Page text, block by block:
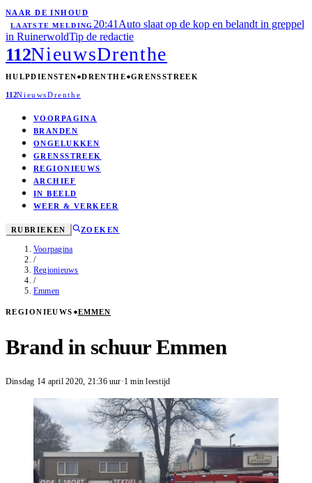
NAAR DE INHOUD
LAATSTE MELDING 20:41 Auto slaat op de kop en belandt in greppel
in RuinerwoldTip de redactie
112NieuwsDrenthe
HULPDIENSTEN DRENTHE GRENSSTREEK
112NieuwsDrenthe
VOORPAGINA
BRANDEN
ONGELUKKEN
GRENSSTREEK
REGIONIEUWS
ARCHIEF
IN BEELD
WEER & VERKEER
RUBRIEKEN ZOEKEN
Voorpagina
/
Regionieuws
/
Emmen
REGIONIEUWS EMMEN
Brand in schuur Emmen
Dinsdag 14 april 2020 21:36uur·1 min leestijd